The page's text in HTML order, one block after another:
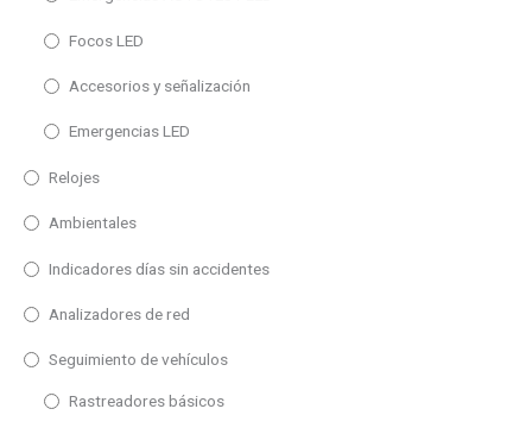
125m
25m
120m
Entrada
Profinet
Ethernet
Focos LED
Accesorios y señalización
Emergencias LED
Relojes
Ambientales
Indicadores días sin accidentes
Analizadores de red
Seguimiento de vehículos
Rastreadores básicos